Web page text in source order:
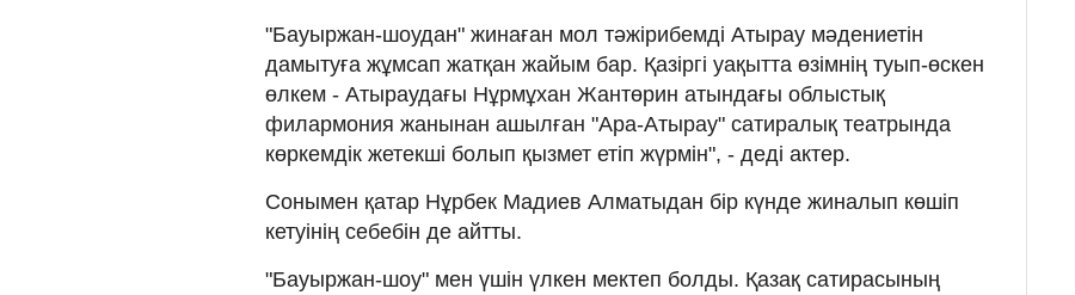
"Бауыржан-шоудан" жинаған мол тәжірибемді Атырау мәдениетін
дамытуға жұм­сап жатқан жайым бар. Қа­зіргі уақытта өзімнің туып-өскен
өлкем - Атыраудағы Нұрмұхан Жантөрин атындағы облыстық
филармония жанынан ашылған "Ара-Атырау" сатиралық теа­трында
көркемдік жетекші болып қызмет етіп жүрмін", - деді актер.
Сонымен қатар Нұрбек Мадиев Алматыдан бір күнде жиналып көшіп
кетуінің себебін де айтты.
"Бауыржан-шоу" мен үшін үлкен мектеп болды. Қазақ са­тира­сының